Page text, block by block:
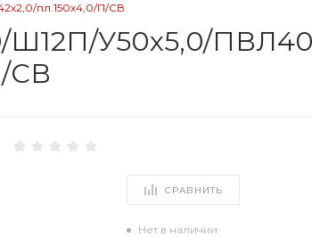
пл.150х4,0/П/СВ
Ш12П/У50х5,0/
СВ
СРАВНИТЬ
Нет в наличии